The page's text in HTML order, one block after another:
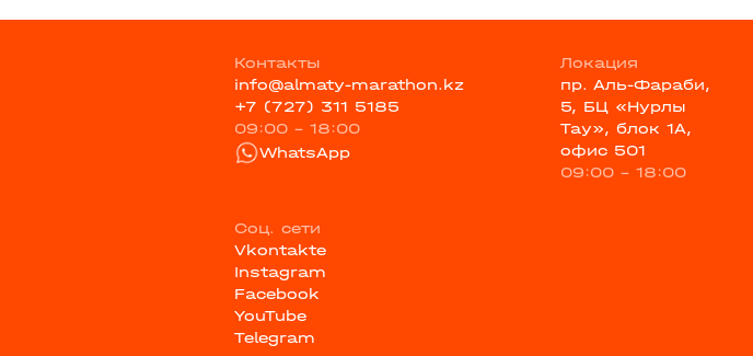
Контакты
info@almaty-marathon.kz
+7 (727) 311 5185
09:00 - 18:00
WhatsApp
Локация
пр. Аль-Фараби,
5, БЦ «Нурлы
Тау», блок 1А,
офис 501
09:00 - 18:00
Соц. сети
Vkontakte
Instagram
Facebook
YouTube
Telegram